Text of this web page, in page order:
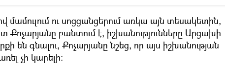
մամուլում ու սոցցանցերում առկա այն տեսակետին,
Քոչարյանը բանտում է, իշխանությունները Արցախի
են գնալու, Քոչարյանը նշեց, որ այս իշխանության
չի կարելի։